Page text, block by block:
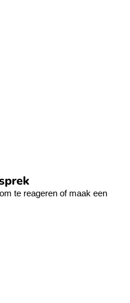
om te reageren of maak een